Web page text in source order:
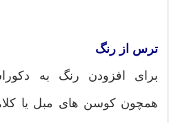
ترس از رنگ
برای افزودن رنگ به
همچون کوسن های مبل یا